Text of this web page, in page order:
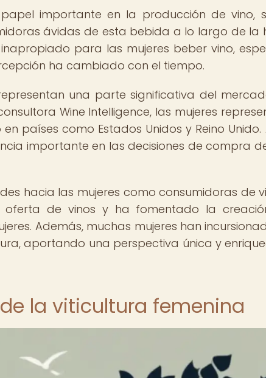
importante en la producción de vino,
ávidas de esta bebida a lo largo de la
para las mujeres beber vino,
ha cambiado con el tiempo.
una parte significativa del
Wine Intelligence, las mujeres
países como Estados Unidos y Reino
importante en las decisiones de compra
hacia las mujeres como consumidoras de
de vinos y ha fomentado la
Además, muchas mujeres han
aportando una perspectiva única y
la viticultura femenina